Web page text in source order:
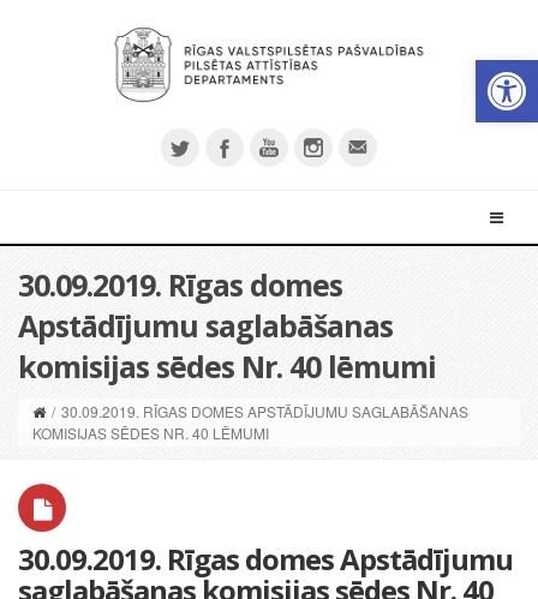
30.09.2019. Rīgas domes
Apstādījumu saglabāšanas
komisijas sēdes Nr. 40 lēmumi
/ 30.09.2019. RĪGAS DOMES APSTĀDĪJUMU SAGLABĀŠANAS
KOMISIJAS SĒDES NR. 40 LĒMUMI
30.09.2019. Rīgas domes Apstādījumu
saglabāšanas komisijas sēdes Nr. 40